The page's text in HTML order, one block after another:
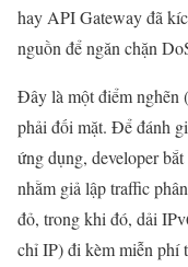
hay API Gateway đã
nguồn để ngăn chặn
Đây là một điểm nghẽn
phải đối mặt. Để đánh
ứng dụng, developer
nhằm giả lập traffic
đỏ, trong khi đó, dải
chỉ IP) đi kèm miễn phí